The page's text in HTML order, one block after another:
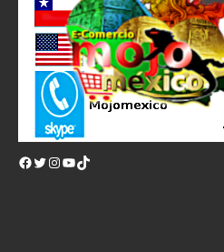
Facebook Twitter Instagram YouTube TikTok